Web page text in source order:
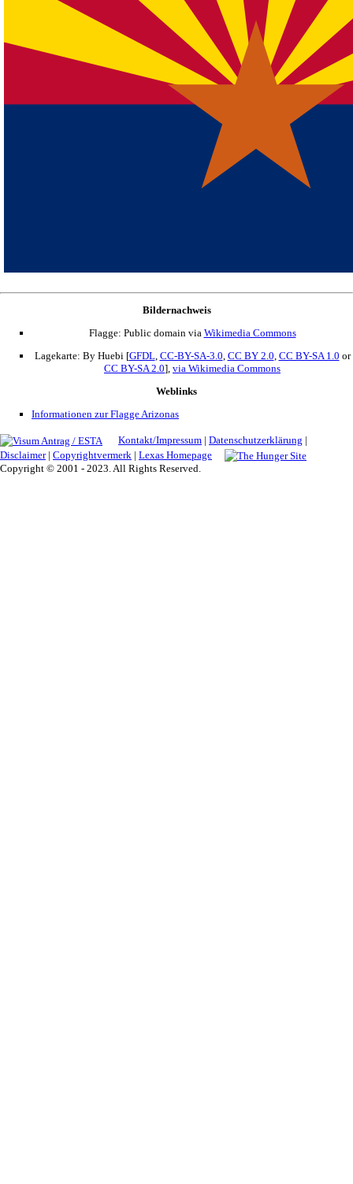
Bildernachweis
Flagge: Public domain via Wikimedia Commons
Lagekarte: By Huebi [GFDL, CC-BY-SA-3.0 CC BY 2.0 CC BY-SA 1.0 or
CC BY-SA 2.0], via Wikimedia Commons
Weblinks
Informationen zur Flagge Arizonas
Kontakt/Impressum | Datenschutzerklärung |
Disclaimer| Copyrightvermerk | Lexas Homepage
Copyright © 2001 - 2023. All Rights Reserved.